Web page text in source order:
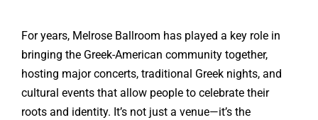
For years, Melrose Ballroom has played a key role in
bringing the Greek-American community together,
hosting major concerts, traditional Greek nights, and
cultural events that allow people to celebrate their
roots and identity. It’s not just a venue—it’s the